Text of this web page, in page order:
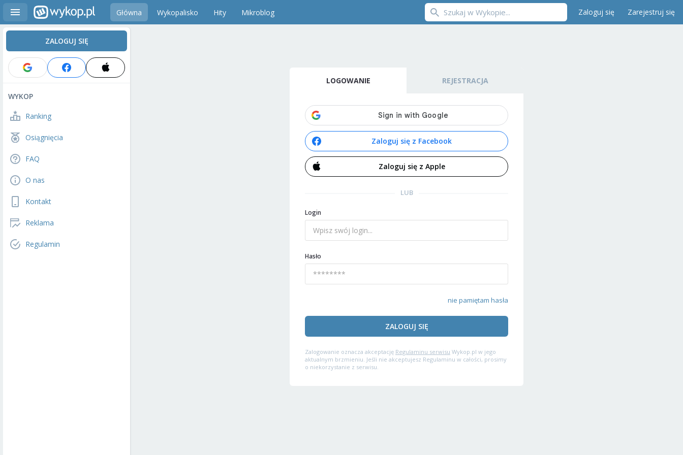
Główna Wykopalisko Hity Mikroblog Zaloguj się Zarejestruj się
ZALOGUJ SIĘ
WYKOP
Ranking
Osiągnięcia
FAQ
O nas
Kontakt
Reklama
Regulamin
LOGOWANIE REJESTRACJA
Zaloguj się z Facebook
Zaloguj się z Apple
LUB
Login
Hasło
nie pamiętam hasła
ZALOGUJ SIĘ
Zalogowanie oznacza akceptację Regulaminu serwisu Wykop.pl w jego
aktualnym brzmieniu. Jeśli nie akceptujesz Regulaminu w całości, prosimy
o niekorzystanie z serwisu.